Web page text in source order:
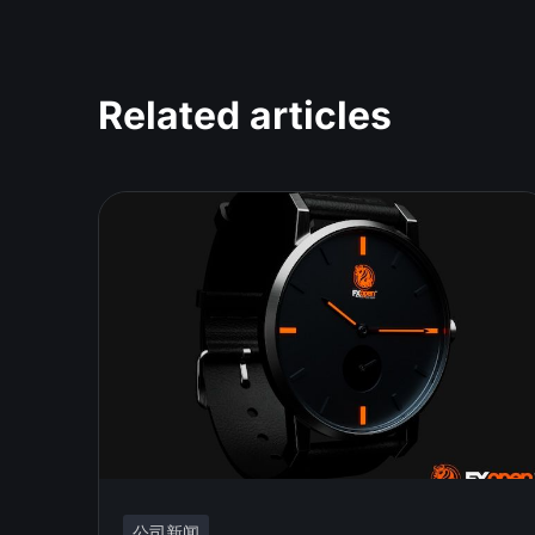
Related articles